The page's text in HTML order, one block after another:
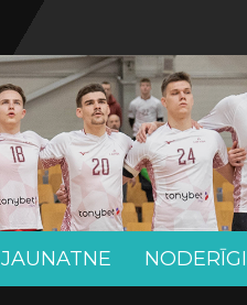
JAUNATNE NODERĪGI